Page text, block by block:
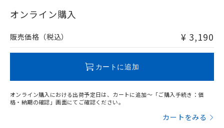
在庫等で未対応品が混在する可能性があります。
問い合わせください。
オンライン購入
販売価格（税込） ¥ 3,190
カートに追加
オンライン購入における出荷予定日は、カートに追加～「ご購入手続き：価
格・納期の確認」画面にてご確認ください。
カートをみる